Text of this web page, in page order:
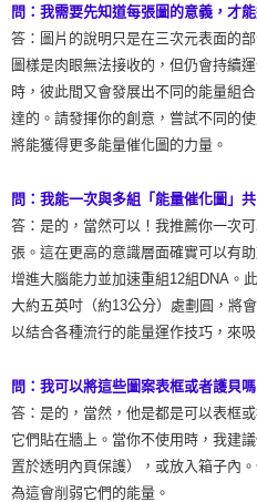
問：我需要先知道每張圖的意義，才
答：圖片的說明只是在三次元表面的
圖樣是肉眼無法接收的，但仍會持續
時，彼此間又會發展出不同的能量組
達的。請發揮你的創意，嘗試不同的
將能獲得更多能量催化圖的力量。
問：我能一次與多組「能量催化圖」
答：是的，當然可以！我推薦你一次
張。這在更高的意識層面確實可以有
增進大腦能力並加速重組12組DNA。
大約五英吋（約13公分）處劃圓，將
以結合各種流行的能量運作技巧，來
問：我可以將這些圖案表框或者護貝嗎
答：是的，當然，他是都是可以表框
它們貼在牆上。當你不使用時，我建
置於透明內頁保護），或放入箱子內
為這會削弱它們的能量。